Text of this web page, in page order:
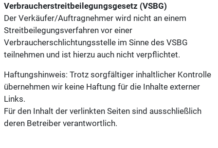
Verbraucherstreitbeilegungsgesetz (VSBG)
Der Verkäufer/Auftragnehmer wird nicht an einem
Streitbeilegungsverfahren vor einer
Verbraucherschlichtungsstelle im Sinne des VSBG
teilnehmen und ist hierzu auch nicht verpflichtet.
Haftungshinweis: Trotz sorgfältiger inhaltlicher Kontrolle
übernehmen wir keine Haftung für die Inhalte externer
Links.
Für den Inhalt der verlinkten Seiten sind ausschließlich
deren Betreiber verantwortlich.